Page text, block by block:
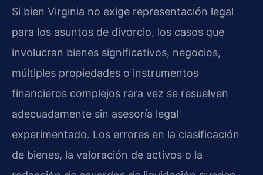
Si bien Virginia no exige representación legal
para los asuntos de divorcio, los casos que
involucran bienes significativos, negocios,
múltiples propiedades o instrumentos
financieros complejos rara vez se resuelven
adecuadamente sin asesoría legal
experimentado. Los errores en la clasificación
de bienes, la valoración de activos o la